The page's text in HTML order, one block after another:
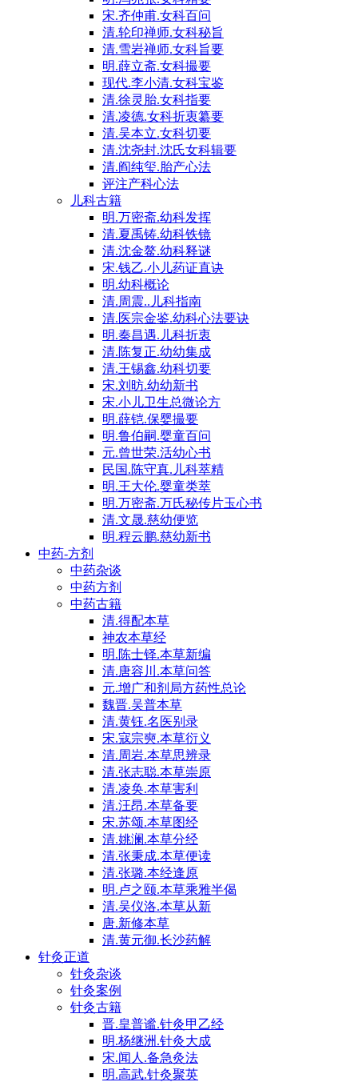
宋.齐仲甫.女科百问
清.轮印禅师.女科秘旨
清.雪岩禅师.女科旨要
明.薛立斋.女科撮要
现代.李小清.女科宝鉴
清.徐灵胎.女科指要
清.凌德.女科折衷纂要
清.吴本立.女科切要
清.沈尧封.沈氏女科辑要
清.阎纯玺.胎产心法
评注产科心法
儿科古籍
明.万密斋.幼科发挥
清.夏禹铸.幼科铁镜
清.沈金鳌.幼科释谜
宋.钱乙.小儿药证直诀
明.幼科概论
清.周震..儿科指南
清.医宗金鉴.幼科心法要诀
明.秦昌遇.儿科折衷
清.陈复正.幼幼集成
清.王锡鑫.幼科切要
宋.刘昉.幼幼新书
宋.小儿卫生总微论方
明.薛铠.保婴撮要
明.鲁伯嗣.婴童百问
元.曾世荣.活幼心书
民国.陈守真.儿科萃精
明.王大伦.婴童类萃
明.万密斋.万氏秘传片玉心书
清.文晟.慈幼便览
明.程云鹏.慈幼新书
中药-方剂
中药杂谈
中药方剂
中药古籍
清.得配本草
神农本草经
明.陈士铎.本草新编
清.唐容川.本草问答
元.增广和剂局方药性总论
魏晋.吴普本草
清.黄钰.名医别录
宋.寇宗奭.本草衍义
清.周岩.本草思辨录
清.张志聪.本草崇原
清.凌奂.本草害利
清.汪昂.本草备要
宋.苏颂.本草图经
清.姚澜.本草分经
清.张秉成.本草便读
清.张璐.本经逢原
明.卢之颐.本草乘雅半偈
清.吴仪洛.本草从新
唐.新修本草
清.黄元御.长沙药解
针灸正道
针灸杂谈
针灸案例
针灸古籍
晋.皇普谧.针灸甲乙经
明.杨继洲.针灸大成
宋.闻人.备急灸法
明.高武.针灸聚英